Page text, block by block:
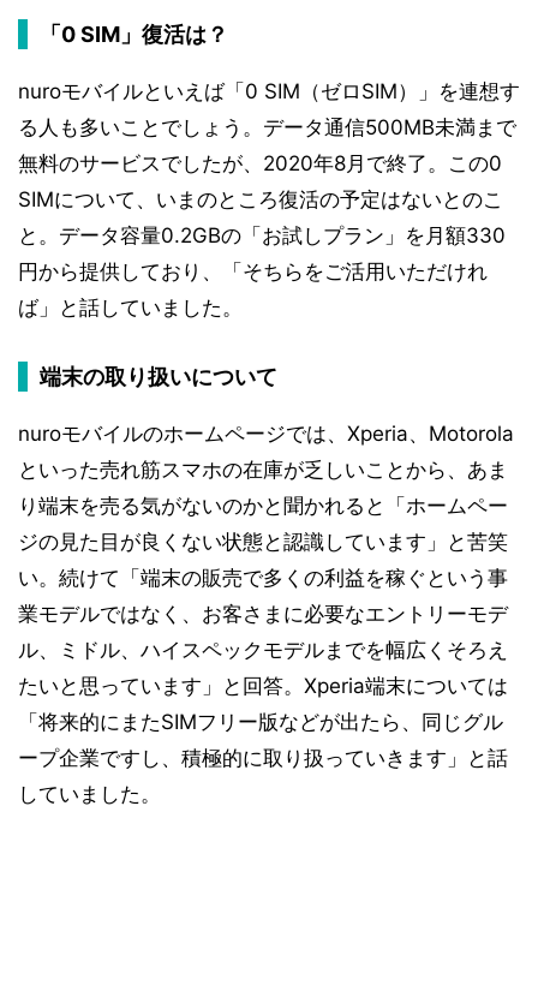
「0 SIM」復活は？
nuroモバイルといえば「0 SIM（ゼロSIM）」を連想す
る人も多いことでしょう。データ通信500MB未満まで
無料のサービスでしたが、2020年8月で終了。この0
SIMについて、いまのところ復活の予定はないとのこ
と。データ容量0.2GBの「お試しプラン」を月額330
円から提供しており、「そちらをご活用いただけれ
ば」と話していました。
端末の取り扱いについて
nuroモバイルのホームページでは、Xperia、Motorola
といった売れ筋スマホの在庫が乏しいことから、あま
り端末を売る気がないのかと聞かれると「ホームペー
ジの見た目が良くない状態と認識しています」と苦笑
い。続けて「端末の販売で多くの利益を稼ぐという事
業モデルではなく、お客さまに必要なエントリーモデ
ル、ミドル、ハイスペックモデルまでを幅広くそろえ
たいと思っています」と回答。Xperia端末については
「将来的にまたSIMフリー版などが出たら、同じグル
ープ企業ですし、積極的に取り扱っていきます」と話
していました。